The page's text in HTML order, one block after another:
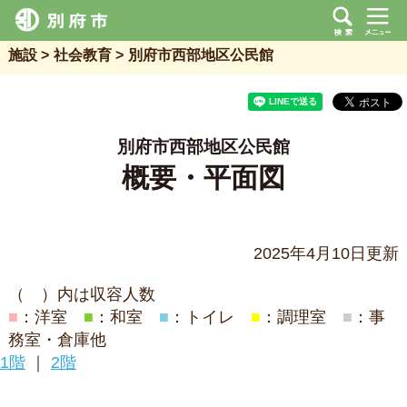
施設 社会教育 別府市西部地区公民館
別府市西部地区公民館
概要・平面図
2025年4月10日更新
（ ）内は収容人数
■ ：洋室 ■ ：和室 ■ ：トイレ ■ ：調理室 ■ ：事
務室・倉庫他
1階
2階